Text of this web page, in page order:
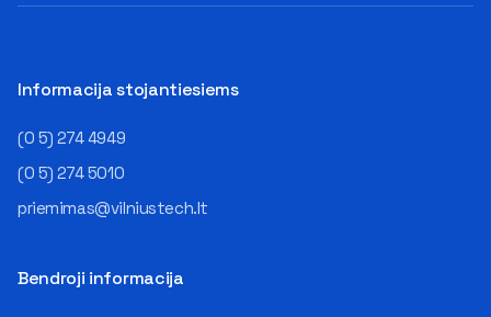
Informacija stojantiesiems
(0 5) 274 4949
(0 5) 274 5010
priemimas@vilniustech.lt
Bendroji informacija